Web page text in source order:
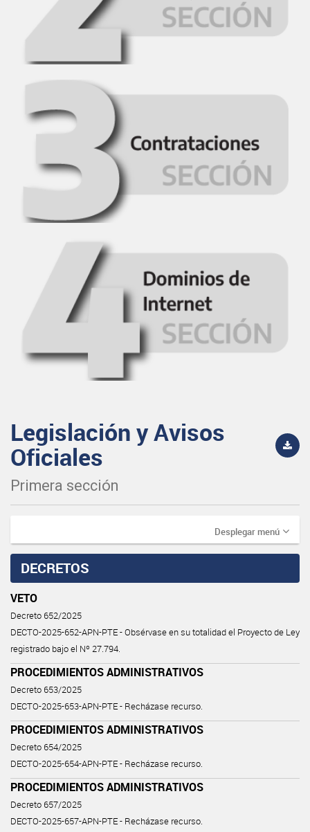
Legislación y Avisos
Oficiales
Primera sección
Desplegar menú
DECRETOS
VETO
Decreto 652/2025
DECTO-2025-652-APN-PTE - Obsérvase en su totalidad el Proyecto de Ley
registrado bajo el Nº 27.794.
PROCEDIMIENTOS ADMINISTRATIVOS
Decreto 653/2025
DECTO-2025-653-APN-PTE - Recházase recurso.
PROCEDIMIENTOS ADMINISTRATIVOS
Decreto 654/2025
DECTO-2025-654-APN-PTE - Recházase recurso.
PROCEDIMIENTOS ADMINISTRATIVOS
Decreto 657/2025
DECTO-2025-657-APN-PTE - Recházase recurso.